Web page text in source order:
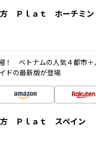
方 Ｐｌａｔ ホーチミ
！ ベトナムの人気４都市
ドの最新版が登場
Ｐｌａｔ スペイン